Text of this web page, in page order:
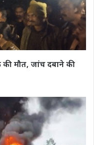
की मौत, जांच दबाने की